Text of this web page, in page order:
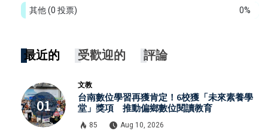
0%
其他(0 投票)
最近的 受歡迎的 評論
文教
台南數位學習再獲肯定！6校獲「未來素養學
堂」獎項 推動偏鄉數位閱讀教育
85 Aug 10, 2026